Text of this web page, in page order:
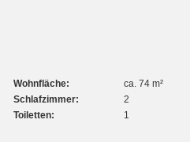
Wohnfläche:
ca. 74 m²
Schlafzimmer:
2
Toiletten: 1